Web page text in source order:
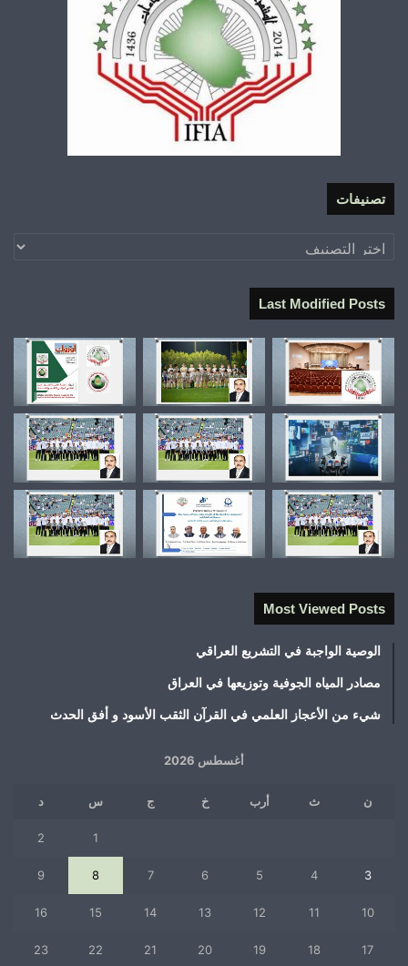
تصنيفات
تصنيفات
Last Modified Posts
Most Viewed Posts
الوصية الواجبة في التشريع العراقي
مصادر المياه الجوفية وتوزيعها في العراق
شيء من الأعجاز العلمي في القرآن الثقب الأسود و أفق الحدث
أغسطس 2026
ن ث أرب خ ج س د
1
2
3
4
5
6
7
8
9
10
11
12
13
14
15
16
17
18
19
20
21
22
23